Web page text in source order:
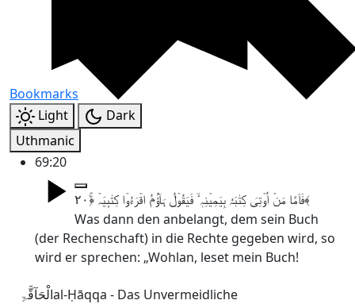
Bookmarks
Light
Dark
Uthmanic
69:20
فَاَمَّا مَنۡ اُوۡتِیَ کِتٰبَہٗ بِیَمِیۡنِہٖ ۙ فَیَقُوۡلُ ہَآؤُمُ اقۡرَءُوۡا کِتٰبِیَہۡ ﴿ۚ۲۰﴾
Was dann den anbelangt, dem sein Buch
(der Rechenschaft) in die Rechte gegeben wird, so
wird er sprechen: „Wohlan, leset mein Buch!
الْحَآقَّۃِal-Ḥāqqa - Das Unvermeidliche